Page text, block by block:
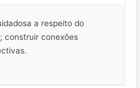
a respeito do
construir conexões